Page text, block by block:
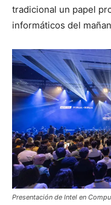
tradicional un papel
informáticos del
Presentación de Intel en